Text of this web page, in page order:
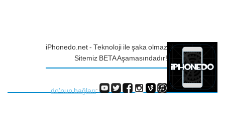
iPhonedo.net - Teknoloji ile şaka olmaz
Sitemiz BETA Aşamasındadır!
do'nun bağları: